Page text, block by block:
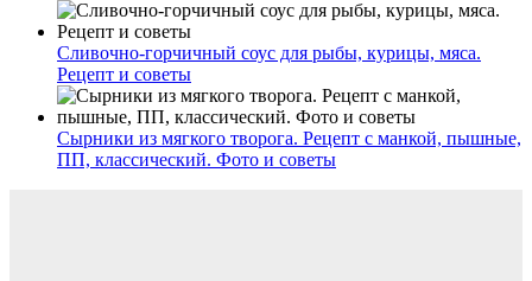
Сливочно-горчичный соус для рыбы, курицы, мяса.
Рецепт и советы
Сырники из мягкого творога. Рецепт с манкой, пышные,
ПП, классический. Фото и советы